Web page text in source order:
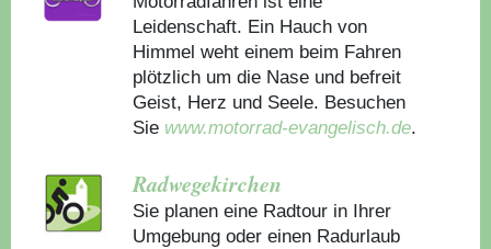
Leidenschaft. Ein Hauch von
Himmel weht einem beim Fahren
plötzlich um die Nase und befreit
Geist, Herz und Seele. Besuchen
Sie www.motorrad-evangelisch.de.
Radwegekirchen
Sie planen eine Radtour in Ihrer
Umgebung oder einen Radurlaub